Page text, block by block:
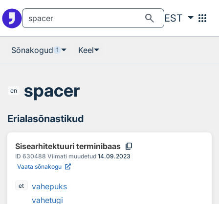
search EST apps
Sõnakogud 1 Keel
en spacer
Erialasõnastikud
Sisearhitektuuri terminibaas content_copy
ID 630488 Viimati muudetud 14.09.2023
Vaata sõnakogu
et
vahepuks
vahetugi